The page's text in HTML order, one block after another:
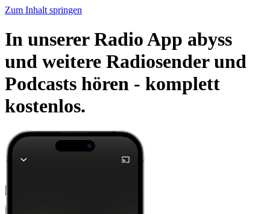
Zum Inhalt springen
In unserer Radio App abyss
und weitere Radiosender und
Podcasts hören - komplett
kostenlos.